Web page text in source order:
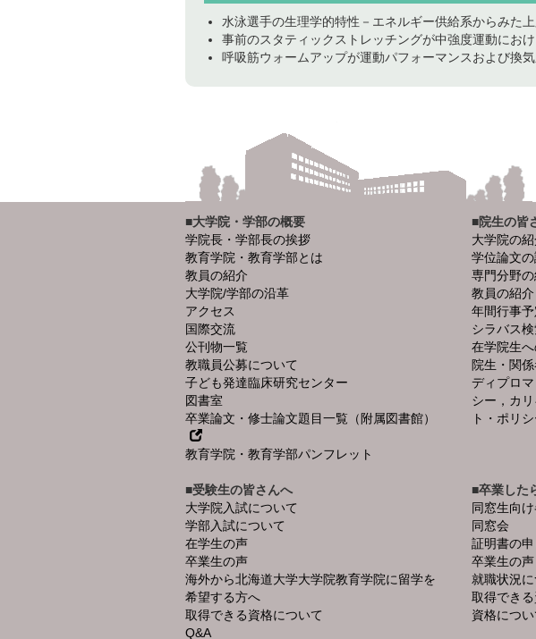
水泳選手の生理学的特性－エネルギー供給系からみた
事前のスタティックストレッチングが中強度運動にお
呼吸筋ウォームアップが運動パフォーマンスおよび換
■大学院・学部の概要
学院長・学部長の挨拶
教育学院・教育学部とは
教員の紹介
大学院/学部の沿革
アクセス
国際交流
公刊物一覧
教職員公募について
子ども発達臨床研究センター
図書室
卒業論文・修士論文題目一覧（附属図書館）
教育学院・教育学部パンフレット
■院生の皆
大学院の紹
学位論文
専門分野
教員の紹介
年間行事
シラバス
在学院生
院生・関
ディプロ
シー，カ
ト・ポリ
■受験生の皆さんへ
大学院入試について
学部入試について
在学生の声
卒業生の声
海外から北海道大学大学院教育学院に留学を
希望する方へ
取得できる資格について
Q&A
■卒業した
同窓生向
同窓会
証明書の
卒業生の声
就職状況に
取得でき
資格につ